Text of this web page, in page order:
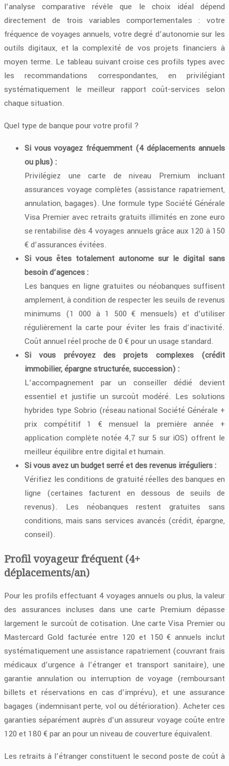
l’analyse comparative révèle que le choix idéal dépend
directement de trois variables comportementales : votre
fréquence de voyages annuels, votre degré d’autonomie sur les
outils digitaux, et la complexité de vos projets financiers à
moyen terme. Le tableau suivant croise ces profils types avec
les recommandations correspondantes, en privilégiant
systématiquement le meilleur rapport coût-services selon
chaque situation.
Quel type de banque pour votre profil ?
Si vous voyagez fréquemment (4 déplacements annuels
ou plus) :
Privilégiez une carte de niveau Premium incluant
assurances voyage complètes (assistance rapatriement,
annulation, bagages). Une formule type Société Générale
Visa Premier avec retraits gratuits illimités en zone euro
se rentabilise dès 4 voyages annuels grâce aux 120 à 150
€ d’assurances évitées.
Si vous êtes totalement autonome sur le digital sans
besoin d’agences :
Les banques en ligne gratuites ou néobanques suffisent
amplement, à condition de respecter les seuils de revenus
minimums (1 000 à 1 500 € mensuels) et d’utiliser
régulièrement la carte pour éviter les frais d’inactivité.
Coût annuel réel proche de 0 € pour un usage standard.
Si vous prévoyez des projets complexes (crédit
immobilier, épargne structurée, succession) :
L’accompagnement par un conseiller dédié devient
essentiel et justifie un surcoût modéré. Les solutions
hybrides type Sobrio (réseau national Société Générale +
prix compétitif 1 € mensuel la première année +
application complète notée 4,7 sur 5 sur iOS) offrent le
meilleur équilibre entre digital et humain.
Si vous avez un budget serré et des revenus irréguliers :
Vérifiez les conditions de gratuité réelles des banques en
ligne (certaines facturent en dessous de seuils de
revenus). Les néobanques restent gratuites sans
conditions, mais sans services avancés (crédit, épargne,
conseil).
Profil voyageur fréquent (4+
déplacements/an)
Pour les profils effectuant 4 voyages annuels ou plus, la valeur
des assurances incluses dans une carte Premium dépasse
largement le surcoût de cotisation. Une carte Visa Premier ou
Mastercard Gold facturée entre 120 et 150 € annuels inclut
systématiquement une assistance rapatriement (couvrant frais
médicaux d’urgence à l’étranger et transport sanitaire), une
garantie annulation ou interruption de voyage (remboursant
billets et réservations en cas d’imprévu), et une assurance
bagages (indemnisant perte, vol ou détérioration). Acheter ces
garanties séparément auprès d’un assureur voyage coûte entre
120 et 180 € par an pour un niveau de couverture équivalent.
Les retraits à l’étranger constituent le second poste de coût à